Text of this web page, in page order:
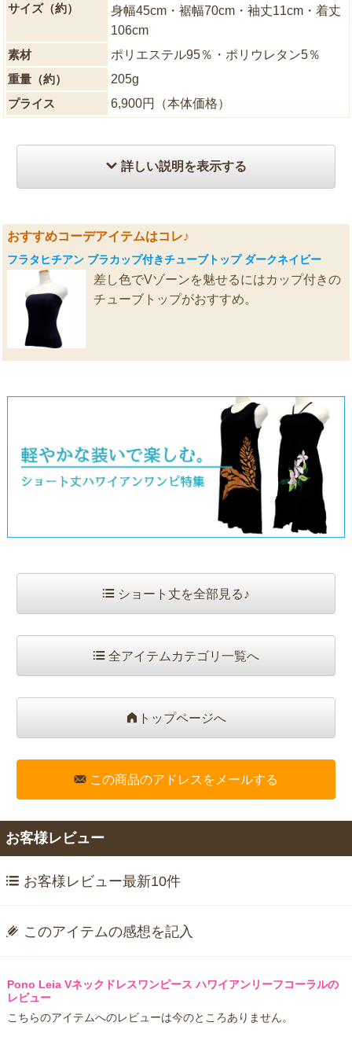
サイズ（約）
身幅45cm・裾幅70cm・袖丈11cm・着丈
106cm
素材
ポリエステル95％・ポリウレタン5％
重量（約）
205g
プライス
6,900円（本体価格）
詳しい説明を表示する
おすすめコーデアイテムはコレ♪
フラタヒチアン ブラカップ付きチューブトップ ダークネイビー
差し色でVゾーンを魅せるにはカップ付きの
チューブトップがおすすめ。
ショート丈を全部見る♪
全アイテムカテゴリ一覧へ
トップページへ
この商品のアドレスをメールする
お客様レビュー
お客様レビュー最新10件
このアイテムの感想を記入
Pono Leia Vネックドレスワンピース ハワイアンリーフコーラルの
レビュー
こちらのアイテムへのレビューは今のところありません。